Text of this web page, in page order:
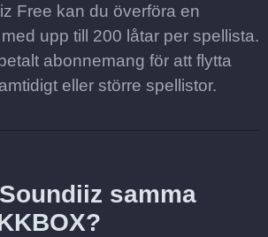
Free kan du överföra en
upp till 200 låtar per spellista.
abonnemang för att flytta
eller större spellistor.
samma